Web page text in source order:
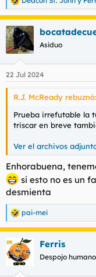
R
e
a
c
c
i
e
s
Asiduo
22 Jul 2024
R.J. McReady rebuznó:
Prueba irrefutable la
triscar en breve
Ver el archivos
Enhorabuena,
si esto no es un
desmienta
R
e
a
c
c
pai-mei
Ferris
Despojo humano